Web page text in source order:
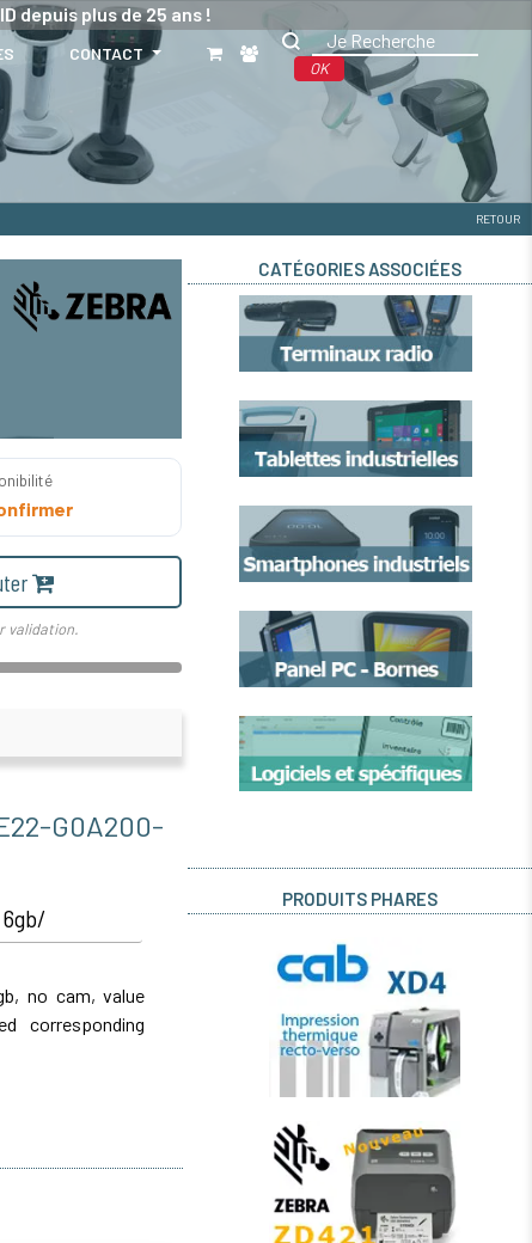
depuis plus de 25 ans !
CONTACT
OK
RETOUR
validation.
G0A200-
no cam, value
corresponding
CATÉGORIES ASSOCIÉES
PRODUITS PHARES